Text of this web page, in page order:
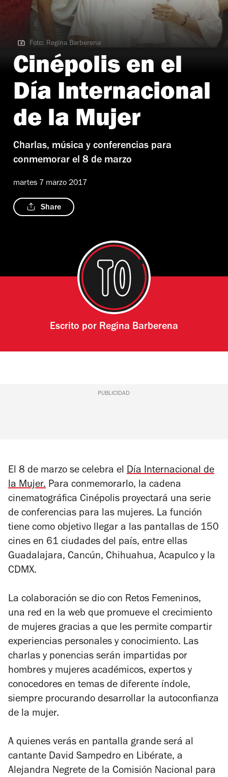
Foto: Regina Barberena
Foto: Regina Barberena
Cinépolis en el
Día Internacional
de la Mujer
Charlas, música y conferencias para
conmemorar el 8 de marzo
martes 7 marzo 2017
Share
Escrito por Regina Barberena
PUBLICIDAD
El 8 de marzo se celebra el Día Internacional de
la Mujer. Para conmemorarlo, la cadena
cinematográfica Cinépolis proyectará una serie
de conferencias para las mujeres. La función
tiene como objetivo llegar a las pantallas de 150
cines en 61 ciudades del país, entre ellas
Guadalajara, Cancún, Chihuahua, Acapulco y la
CDMX.
La colaboración se dio con Retos Femeninos,
una red en la web que promueve el crecimiento
de mujeres gracias a que les permite compartir
experiencias personales y conocimiento. Las
charlas y ponencias serán impartidas por
hombres y mujeres académicos, expertos y
conocedores en temas de diferente índole,
siempre procurando desarrollar la autoconfianza
de la mujer.
A quienes verás en pantalla grande será al
cantante David Sampedro en Libérate, a
Alejandra Negrete de la Comisión Nacional para